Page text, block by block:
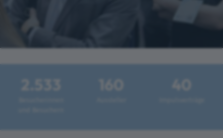
2.533 160 40